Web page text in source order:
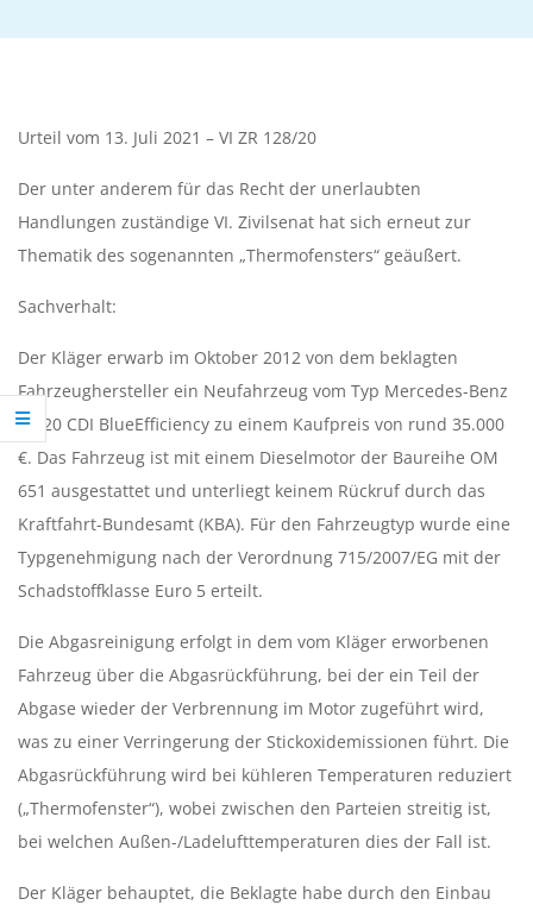
A
N
W
Ä
L
T
N
K
Ö
P
E
N
Urteil vom 13. Juli 2021 – VI ZR 128/20
Der unter anderem für das Recht der unerlaubten
Handlungen zuständige VI. Zivilsenat hat sich erneut zur
Thematik des sogenannten „Thermofensters“ geäußert.
Sachverhalt:
Der Kläger erwarb im Oktober 2012 von dem beklagten
Fahrzeughersteller ein Neufahrzeug vom Typ Mercedes-Benz
C 220 CDI BlueEfficiency zu einem Kaufpreis von rund 35.000
€. Das Fahrzeug ist mit einem Dieselmotor der Baureihe OM
651 ausgestattet und unterliegt keinem Rückruf durch das
Kraftfahrt-Bundesamt (KBA). Für den Fahrzeugtyp wurde eine
Typgenehmigung nach der Verordnung 715/2007/EG mit der
Schadstoffklasse Euro 5 erteilt.
Die Abgasreinigung erfolgt in dem vom Kläger erworbenen
Fahrzeug über die Abgasrückführung, bei der ein Teil der
Abgase wieder der Verbrennung im Motor zugeführt wird,
was zu einer Verringerung der Stickoxidemissionen führt. Die
Abgasrückführung wird bei kühleren Temperaturen reduziert
(„Thermofenster“), wobei zwischen den Parteien streitig ist,
bei welchen Außen-/Ladelufttemperaturen dies der Fall ist.
Der Kläger behauptet, die Beklagte habe durch den Einbau